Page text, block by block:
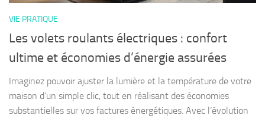
VIE PRATIQUE
Les volets roulants électriques : confort
ultime et économies d’énergie assurées
Imaginez pouvoir ajuster la lumière et la température de votre
maison d’un simple clic, tout en réalisant des économies
substantielles sur vos factures énergétiques. Avec l’évolution